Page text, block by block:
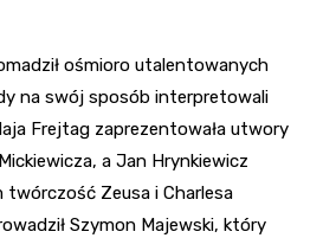
ośmioro utalentowanych
na swój sposób interpretowali
Frejtag zaprezentowała utwory
a Jan Hrynkiewicz
twórczość Zeusa i Charlesa
Szymon Majewski, który